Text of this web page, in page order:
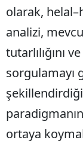
olarak,
analizi,
tutarlılığını
sorgulamayı
ortaya